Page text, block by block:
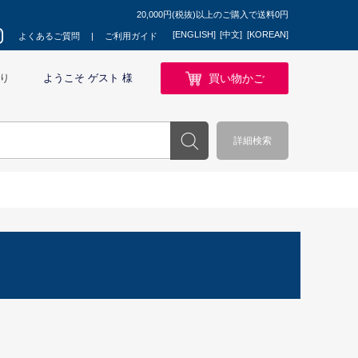
20,000円(税抜)以上のご購入で送料0円
よくあるご質問 ご利用ガイド [ENGLISH] [中文] [KOREAN]
ようこそ ゲスト 様 買い物かご
詳細検索